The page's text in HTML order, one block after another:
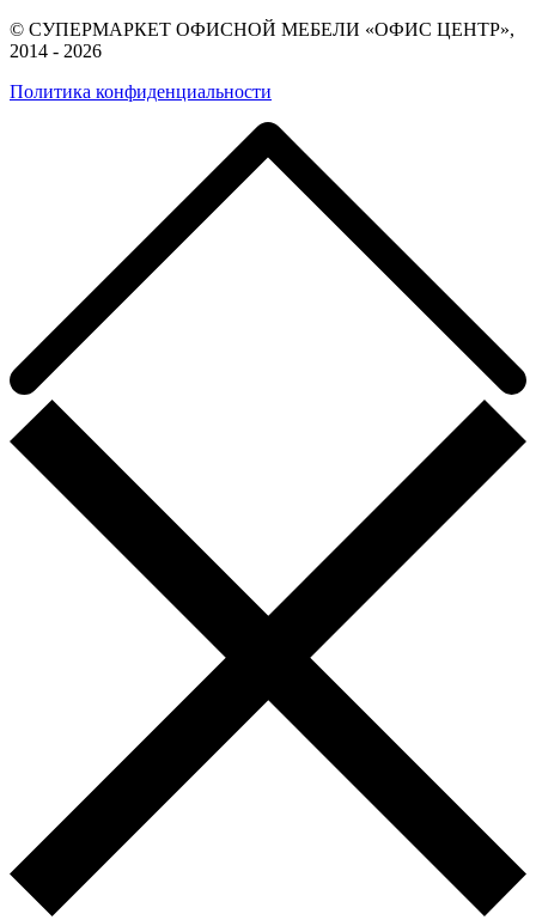
© СУПЕРМАРКЕТ ОФИСНОЙ МЕБЕЛИ «ОФИС ЦЕНТР»,
2014 - 2026
Политика конфиденциальности